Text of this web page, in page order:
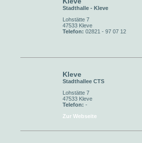
Stadthalle - Kleve
Lohstätte 7
47533 Kleve
Telefon: 02821 - 97 07 12
Kleve
Stadthallee CTS
Lohstätte 7
47533 Kleve
Telefon: -
Zur Webseite